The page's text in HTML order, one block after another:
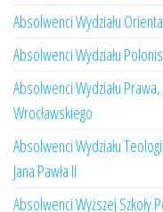
Absolwenci Wydziału
Absolwenci Wydziału
Absolwenci Wydziału
Wrocławskiego
Absolwenci Wydziału
Jana Pawła II
Absolwenci Wyższej Szkoły